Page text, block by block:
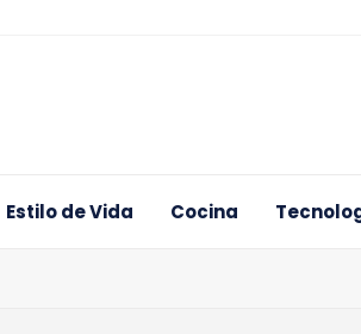
Estilo de Vida Cocina